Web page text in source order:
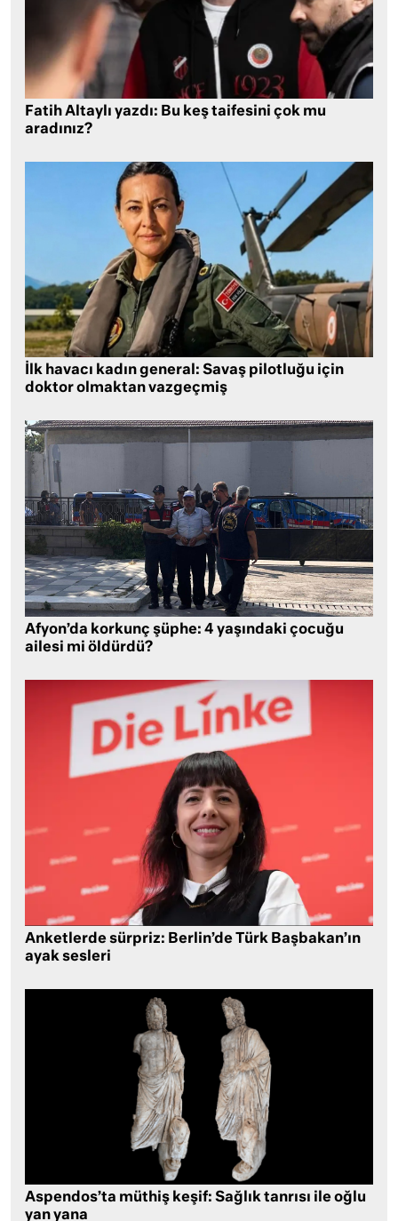
Fatih Altaylı yazdı: Bu keş taifesini çok mu
aradınız?
İlk havacı kadın general: Savaş pilotluğu için
doktor olmaktan vazgeçmiş
Afyon’da korkunç şüphe: 4 yaşındaki çocuğu
ailesi mi öldürdü?
Anketlerde sürpriz: Berlin’de Türk Başbakan’ın
ayak sesleri
Aspendos’ta müthiş keşif: Sağlık tanrısı ile oğlu
yan yana